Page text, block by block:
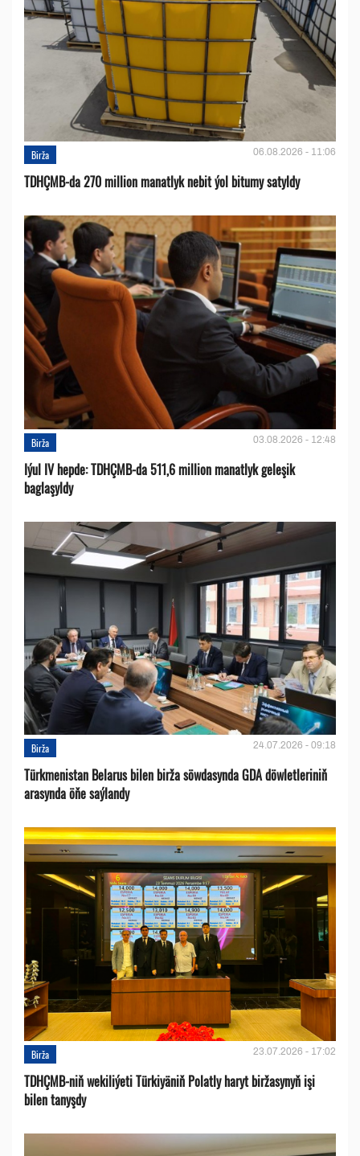
Birža 06.08.2026 - 11:06
TDHÇMB-da 270 million manatlyk nebit ýol bitumy satyldy
Birža 03.08.2026 - 12:48
Iýul IV hepde: TDHÇMB-da 511,6 million manatlyk geleşik
baglaşyldy
Birža 24.07.2026 - 09:18
Türkmenistan Belarus bilen birža söwdasynda GDA döwletleriniň
arasynda öňe saýlandy
Birža 23.07.2026 - 17:02
TDHÇMB-niň wekiliýeti Türkiyäniň Polatly haryt biržasynyň işi
bilen tanyşdy